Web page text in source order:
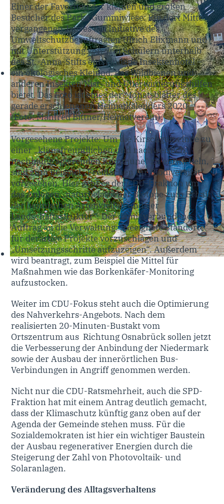
Einer der Favoriten der kleinen und großen
Besucher des Parks Gummiwiese: Ein dort Mitte
vergangenen Jahres auf Initiative des
Umweltschutzbeauftragten Ulrich Elixmann und
mit Unterstützung von drei Schülern unterhalb
des St.-Anna-Stifts entstandene Insektenhotel –
ein ökologisches Kleinod, das Wildbienen und
anderen Insekten Nist- und Überwinterungshilfen
bietet. Das Foto ist eines der Monatsblätter des
gerade erschienenen Heimatkalenders 2020
(Foto: Manfred Bittner/Heimatverein).
Vorgesehene Projekte: Um die Kirschgemeinde zu
einer „klimafreundlichen und nachweislich
nachhaltig agierenden Kommune“ zu entwickeln,
sind zum Beispiel „Freiflächen für Biodiversität“
vorgesehen. Hier geht es der CDU-Fraktion um
das Anlegen „naturbelassener Biotope zum Erhalt
der heimischen Artenvielfalt und der
Landschaftsstruktur“. Der damit verbundene
Auftrag an die Verwaltung: „Geeignete Standorte“
für derartige Projekte vorzuschlagen und
„Umsetzungsschritte aufzuzeigen“. Außerdem
wird beantragt, zum Beispiel die Mittel für
Maßnahmen wie das Borkenkäfer-Monitoring
aufzustocken.
Weiter im CDU-Fokus steht auch die Optimierung
des Nahverkehrs-Angebots. Nach dem
realisierten 20-Minuten-Bustakt vom
Ortszentrum aus Richtung Osnabrück sollen jetzt
die Verbesserung der Anbindung der Niedermark
sowie der Ausbau der innerörtlichen Bus-
Verbindungen in Angriff genommen werden.
Nicht nur die CDU-Ratsmehrheit, auch die SPD-
Fraktion hat mit einem Antrag deutlich gemacht,
dass der Klimaschutz künftig ganz oben auf der
Agenda der Gemeinde stehen muss. Für die
Sozialdemokraten ist hier ein wichtiger Baustein
der Ausbau regenerativer Energien durch die
Steigerung der Zahl von Photovoltaik- und
Solaranlagen.
Veränderung des Alltagsverhaltens